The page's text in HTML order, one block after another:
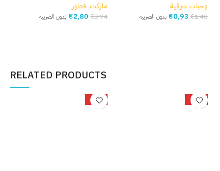
وجبات شرقية
€1,40
€0,93 بدون الضريبة
ماركت, فطور
€3,74
€2,80 بدون الضريبة
RELATED PRODUCTS
-18%
-30%